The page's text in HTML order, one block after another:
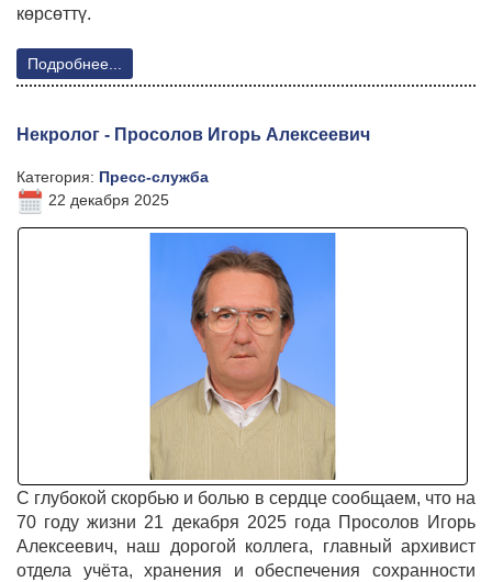
көрсөттү.
Подробнее...
Некролог - Просолов Игорь Алексеевич
Категория: Пресс-служба
22 декабря 2025
С глубокой скорбью и болью в сердце сообщаем, что на
70 году жизни 21 декабря 2025 года Просолов Игорь
Алексеевич, наш дорогой коллега, главный архивист
отдела учёта, хранения и обеспечения сохранности